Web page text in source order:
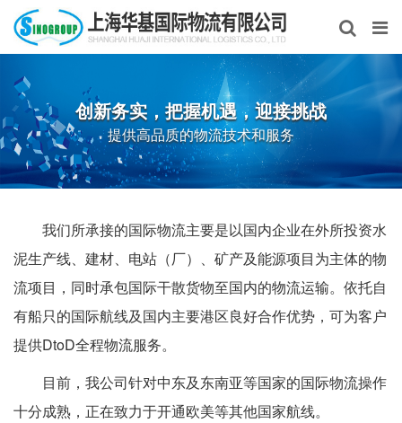
创新务实，把握机遇，迎接挑战
提供高品质的物流技术和服务
我们所承接的国际物流主要是以国内企业在外所投资水
泥生产线、建材、电站（厂）、矿产及能源项目为主体的物
流项目，同时承包国际干散货物至国内的物流运输。依托自
有船只的国际航线及国内主要港区良好合作优势，可为客户
提供DtoD全程物流服务。
目前，我公司针对中东及东南亚等国家的国际物流操作
十分成熟，正在致力于开通欧美等其他国家航线。